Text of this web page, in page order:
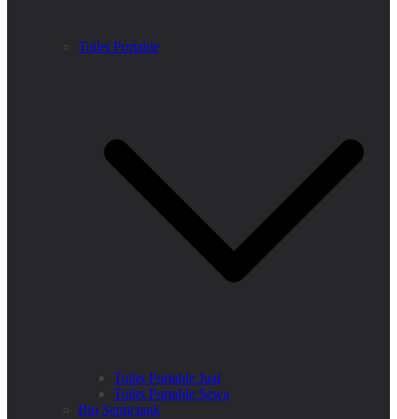
Toilet Portable
Toilet Portable Jual
Toilet Portable Sewa
Bio Septictank